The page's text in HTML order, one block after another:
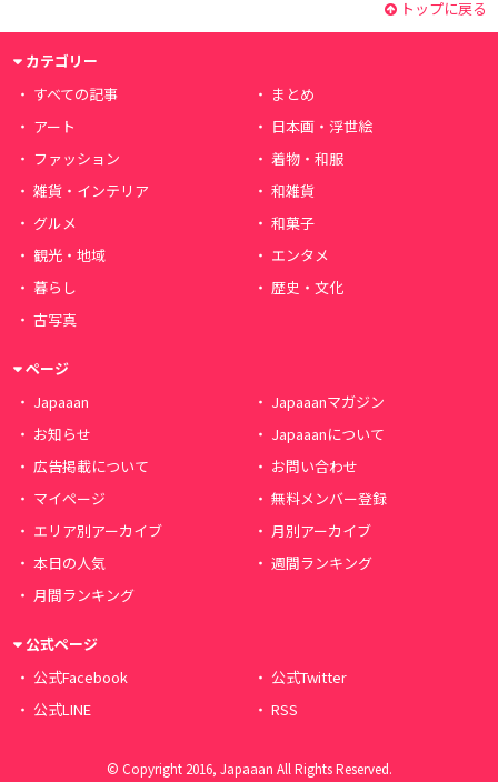
トップに戻る
カテゴリー
すべての記事
まとめ
アート
日本画・浮世絵
ファッション
着物・和服
雑貨・インテリア
和雑貨
グルメ
和菓子
観光・地域
エンタメ
暮らし
歴史・文化
古写真
ページ
Japaaan
Japaaanマガジン
お知らせ
Japaaanについて
広告掲載について
お問い合わせ
マイページ
無料メンバー登録
エリア別アーカイブ
月別アーカイブ
本日の人気
週間ランキング
月間ランキング
公式ページ
公式Facebook
公式Twitter
公式LINE
RSS
© Copyright 2016, Japaaan All Rights Reserved.